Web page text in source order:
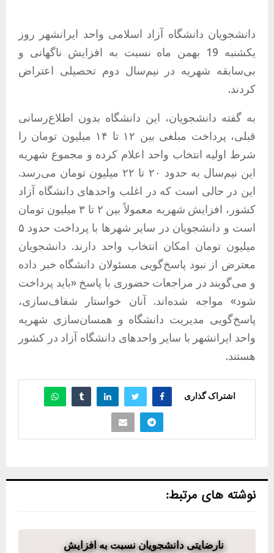
دانشجویان دانشگاه آزاد اسلامی واحد ایرانشهر روز
یکشنبه 19 بهمن ماه نسبت به افزایش ناگهانی و
بی‌سابقه شهریه در نیم‌سال دوم تحصیلی اعتراض
کردند.
به گفته دانشجویان، این دانشگاه بدون اطلاع‌رسانی
قبلی، پرداخت مبلغی بین ۱۲ تا ۱۴ میلیون تومان را
شرط اولیه انتخاب واحد اعلام کرده و مجموع شهریه
این نیم‌سال به حدود ۲۰ تا ۲۲ میلیون تومان می‌رسد.
این در حالی است که در اغلب واحدهای دانشگاه آزاد
کشور، افزایش شهریه معمولاً بین ۲ تا ۳ میلیون تومان
است و دانشجویان در سایر شهرها با پرداخت حدود ۵
میلیون تومان امکان انتخاب واحد دارند. دانشجویان
معترض از نبود پاسخ‌گویی مسئولان دانشگاه خبر داده
و می‌گویند در مراجعات حضوری با پاسخ «باید پرداخت
شود» مواجه شده‌اند. آنان خواستار شفاف‌سازی،
پاسخ‌گویی مدیریت دانشگاه و همسان‌سازی شهریه
واحد ایرانشهر با سایر واحدهای دانشگاه آزاد در کشور
هستند.
اشتراک گذاری
نوشته های مرتبط:
نارضایتی دانشجویان نسبت به افزایش